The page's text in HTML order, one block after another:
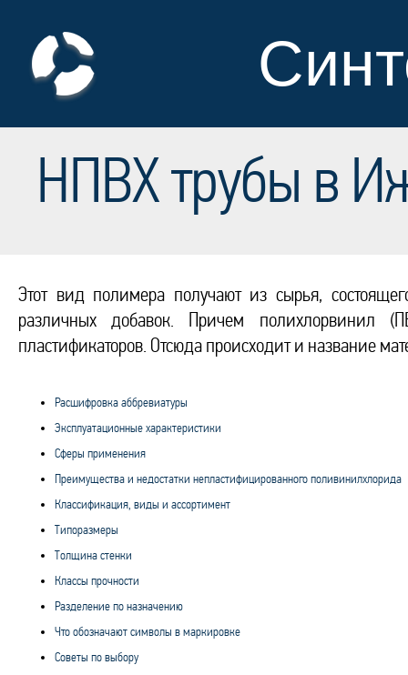
НПВХ трубы в
Этот вид полимера получают из сырья,
различных добавок. Причем полихлорвинил
пластификаторов. Отсюда происходит и название
Расшифровка аббревиатуры
Эксплуатационные характеристики
Сферы применения
Преимущества и недостатки непластифицированного поливинилхлорида
Классификация, виды и ассортимент
Типоразмеры
Толщина стенки
Классы прочности
Разделение по назначению
Что обозначают символы в маркировке
Советы по выбору